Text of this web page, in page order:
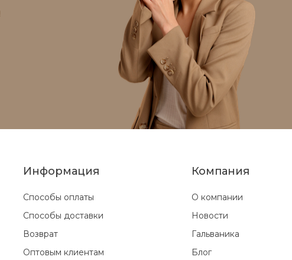
Информация
Способы оплаты
Способы доставки
Возврат
Оптовым клиентам
Компания
О компании
Новости
Гальваника
Блог